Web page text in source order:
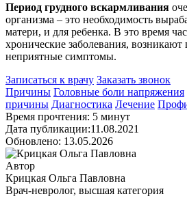
Период грудного вскармливания
организма – это необходимость
матери, и для ребенка. В это время
хронические заболевания,
неприятные симптомы.
Записаться к врачу Заказать звонок
Причины Головные боли напряжения
причины Диагностика Лечение
Время прочтения: 5 минут
Дата публикации:11.08.2021
Обновлено: 13.05.2026
Автор
Крицкая Ольга Павловна
Врач-невролог, высшая категория